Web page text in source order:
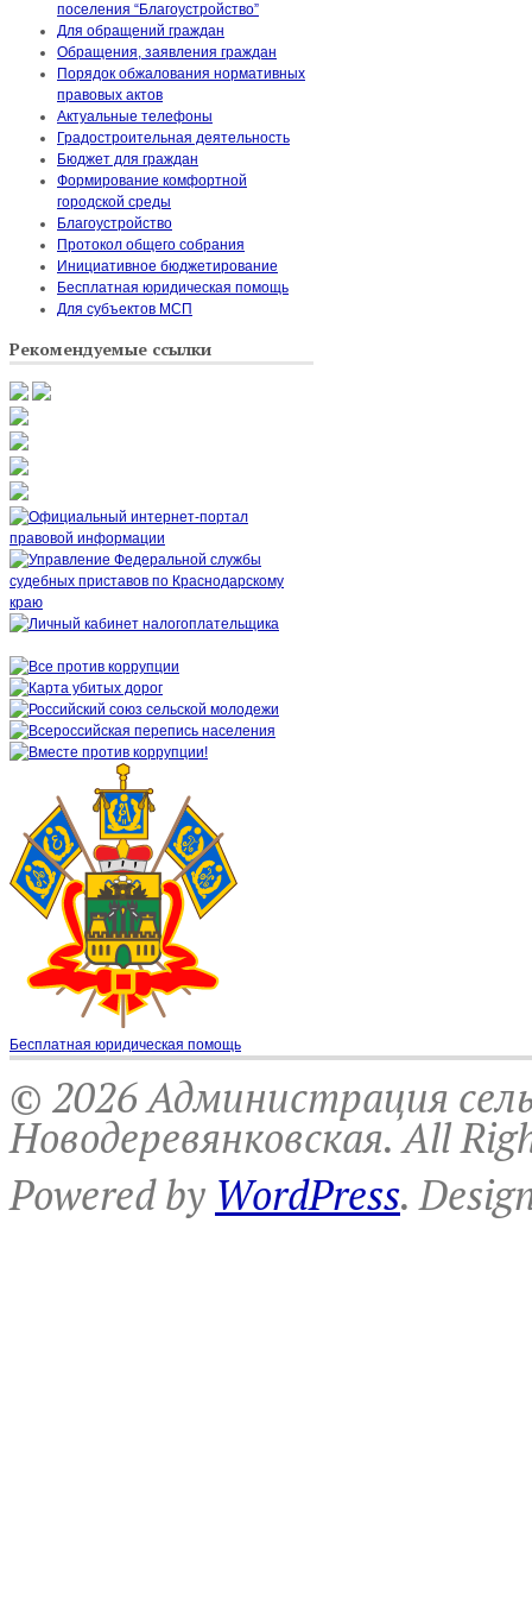
поселения “Благоустройство”
Для обращений граждан
Обращения, заявления граждан
Порядок обжалования нормативных
правовых актов
Актуальные телефоны
Градостроительная деятельность
Бюджет для граждан
Формирование комфортной
городской среды
Благоустройство
Протокол общего собрания
Инициативное бюджетирование
Бесплатная юридическая помощь
Для субъектов МСП
Рекомендуемые ссылки
Бесплатная юридическая помощь
© 2026 Администрация
Новодеревянковская. All
Powered by WordPress.